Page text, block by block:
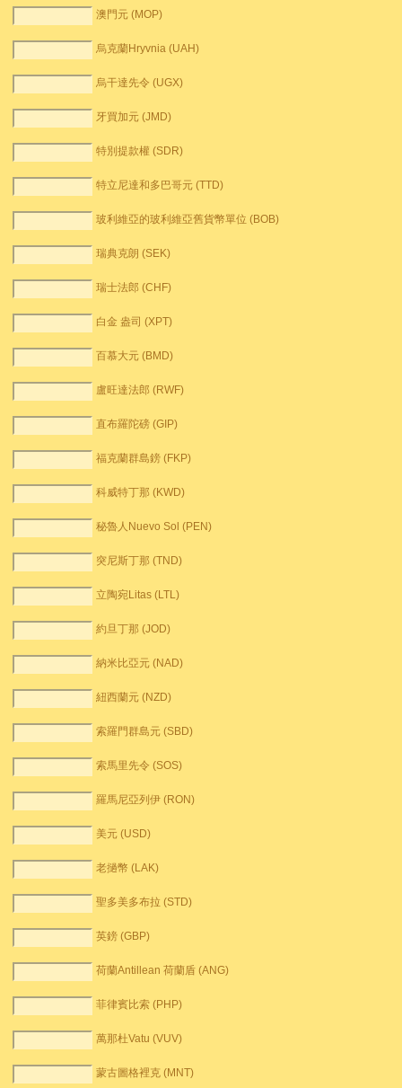
澳門元 (MOP)
烏克蘭Hryvnia (UAH)
烏干達先令 (UGX)
牙買加元 (JMD)
特別提款權 (SDR)
特立尼達和多巴哥元 (TTD)
玻利維亞的玻利維亞舊貨幣單位 (BOB)
瑞典克朗 (SEK)
瑞士法郎 (CHF)
白金 盎司 (XPT)
百慕大元 (BMD)
盧旺達法郎 (RWF)
直布羅陀磅 (GIP)
福克蘭群島鎊 (FKP)
科威特丁那 (KWD)
秘魯人Nuevo Sol (PEN)
突尼斯丁那 (TND)
立陶宛Litas (LTL)
約旦丁那 (JOD)
納米比亞元 (NAD)
紐西蘭元 (NZD)
索羅門群島元 (SBD)
索馬里先令 (SOS)
羅馬尼亞列伊 (RON)
美元 (USD)
老撾幣 (LAK)
聖多美多布拉 (STD)
英鎊 (GBP)
荷蘭Antillean 荷蘭盾 (ANG)
菲律賓比索 (PHP)
萬那杜Vatu (VUV)
蒙古圖格裡克 (MNT)